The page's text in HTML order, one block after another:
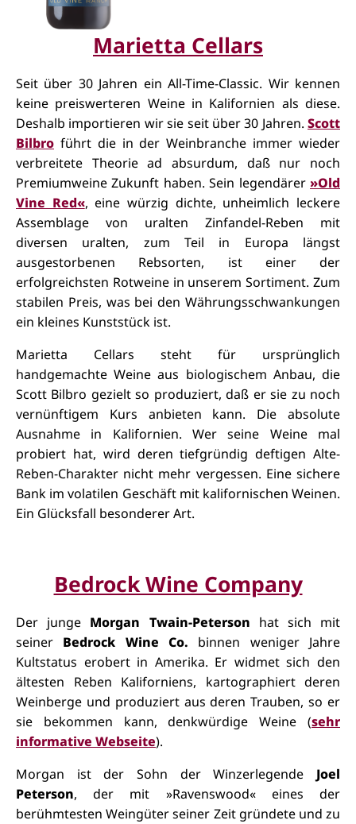
Marietta Cellars
Seit über 30 Jahren ein All-Time-Classic. Wir kennen
keine preiswerteren Weine in Kalifornien als diese.
Deshalb importieren wir sie seit über 30 Jahren. Scott
Bilbro führt die in der Weinbranche immer wieder
verbreitete Theorie ad absurdum, daß nur noch
Premiumweine Zukunft haben.Sein legendärer»Old
Vine Red«, eine würzig dichte, unheimlich leckere
Assemblage von uralten Zinfandel-Reben mit
diversen uralten, zum Teil in Europa längst
ausgestorbenen Rebsorten, ist einer der
erfolgreichsten Rotweine in unserem Sortiment. Zum
stabilen Preis, was bei den Währungsschwankungen
ein kleines Kunststück ist.
Marietta Cellars steht für ursprünglich
handgemachte Weine aus biologischem Anbau, die
Scott Bilbro gezielt so produziert, daß er sie zu noch
vernünftigem Kurs anbieten kann. Die absolute
Ausnahme in Kalifornien. Wer seine Weine mal
probiert hat, wird deren tiefgründig deftigen Alte-
Reben-Charakter nicht mehr vergessen. Eine sichere
Bank im volatilen Geschäft mit kalifornischen Weinen.
Ein Glücksfall besonderer Art.
Bedrock Wine Company
Der junge Morgan Twain-Peterson hat sich mit
seiner Bedrock Wine Co. binnen weniger Jahre
Kultstatus erobert in Amerika. Er widmet sich den
ältesten Reben Kaliforniens, kartographiert deren
Weinberge und produziert aus deren Trauben, so er
sie bekommen kann, denkwürdige Weine (sehr
informative Webseite).
Morgan ist der Sohn der Winzerlegende Joel
Peterson, der mit »Ravenswood« eines der
berühmtesten Weingüter seiner Zeit gründete und zu